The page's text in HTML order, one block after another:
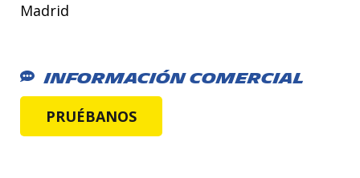
Madrid
Información Comercial
PRUÉBANOS